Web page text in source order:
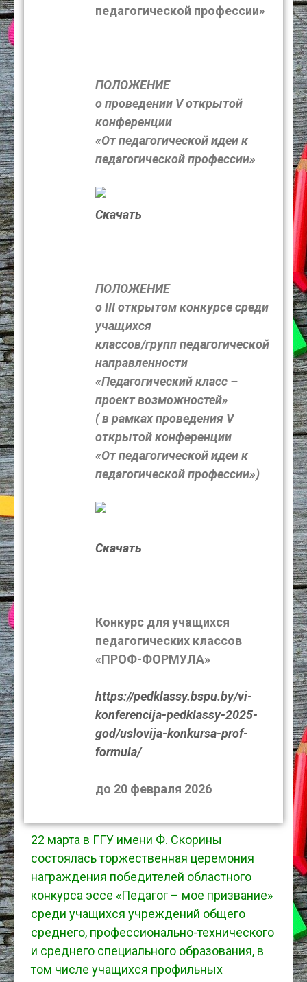
педагогической профессии»
ПОЛОЖЕНИЕ
о проведении V открытой
конференции
«От педагогической идеи к
педагогической профессии»
Скачать
ПОЛОЖЕНИЕ
о III открытом конкурсе среди
учащихся
классов/групп педагогической
направленности
«Педагогический класс –
проект возможностей»
( в рамках проведения V
открытой конференции
«От педагогической идеи к
педагогической профессии»)
Скачать
Конкурс для учащихся
педагогических классов
«ПРОФ-ФОРМУЛА»
https://pedklassy.bspu.by/vi-
konferencija-pedklassy-2025-
god/uslovija-konkursa-prof-
formula/
до 20 февраля 2026
22 марта в ГГУ имени Ф. Скорины
состоялась торжественная церемония
награждения победителей областного
конкурса эссе «Педагог – мое призвание»
среди учащихся учреждений общего
среднего, профессионально-технического
и среднего специального образования, в
том числе учащихся профильных